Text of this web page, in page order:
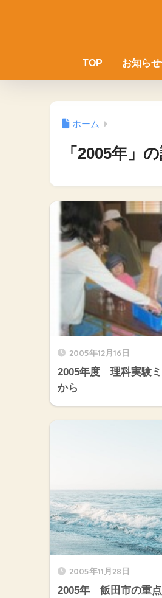
TOP お知ら
ホーム
「2005年」
2005年12月16日
2005年度 理科実験
から
2005年11月28日
2005年 飯田市の重